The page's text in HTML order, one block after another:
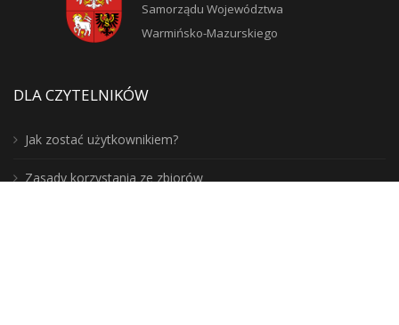
Samorządu Województwa
Warmińsko-Mazurskiego
DLA CZYTELNIKÓW
Jak zostać użytkownikiem?
Zasady korzystania ze zbiorów